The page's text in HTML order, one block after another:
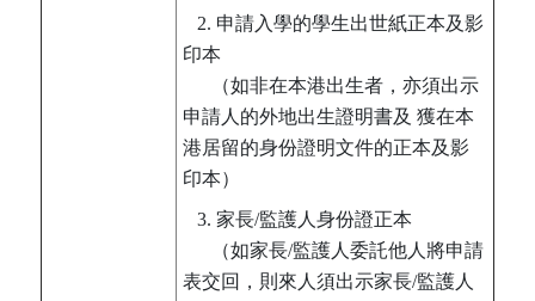
2. 申請入學的學生出世紙正本及影
印本
（如非在本港出生者，亦須出示
申請人的外地出生證明書及 獲在本
港居留的身份證明文件的正本及影
印本）
3. 家長/監護人身份證正本
（如家長/監護人委託他人將申請
表交回，則來人須出示家長/監護人